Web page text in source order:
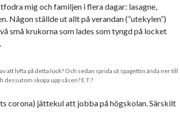
mig och familjen i flera dagar: lasagne,
Någon ställde ut allt på verandan (”utekylen”)
små krukorna som lades som tyngd på locket
att lyfta på detta lock? Och sedan sprida ut spagettin ända ner till
dessutom skopa upp såsen? E.T.?
corona) jättekul att jobba på högskolan. Särskilt